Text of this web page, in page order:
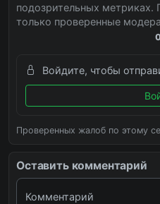
подозрительных метриках.
только проверенные
Войдите, чтобы
Проверенных жалоб по этому
Оставить комментарий
Комментарий